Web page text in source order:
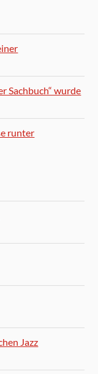
Sachbuch“ wurde
runter
Jazz